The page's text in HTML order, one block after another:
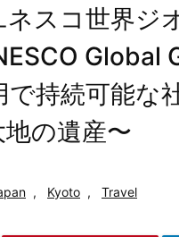
スコ世界ジ
Global
持続可能な
の遺産〜
, Kyoto , Travel